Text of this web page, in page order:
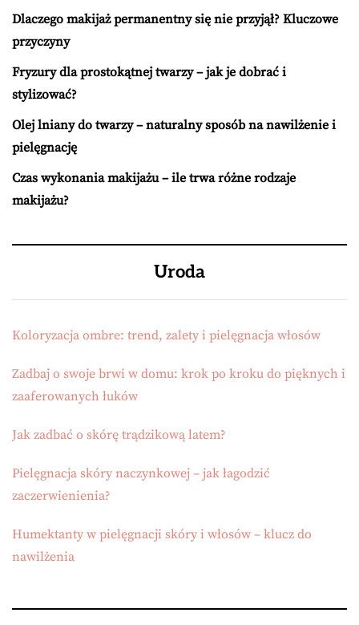
Dlaczego makijaż permanentny się nie przyjął? Kluczowe
przyczyny
Fryzury dla prostokątnej twarzy – jak je dobrać i
stylizować?
Olej lniany do twarzy – naturalny sposób na nawilżenie i
pielęgnację
Czas wykonania makijażu – ile trwa różne rodzaje
makijażu?
Uroda
Koloryzacja ombre: trend, zalety i pielęgnacja włosów
Zadbaj o swoje brwi w domu: krok po kroku do pięknych i
zaaferowanych łuków
Jak zadbać o skórę trądzikową latem?
Pielęgnacja skóry naczynkowej – jak łagodzić
zaczerwienienia?
Humektanty w pielęgnacji skóry i włosów – klucz do
nawilżenia